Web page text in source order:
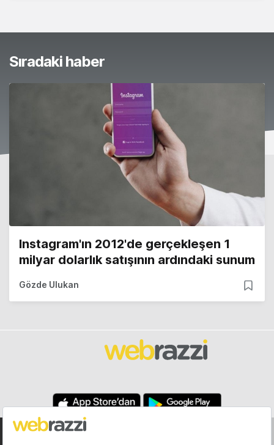
Sıradaki haber
Instagram'ın 2012'de gerçekleşen 1
milyar dolarlık satışının ardındaki sunum
Gözde Ulukan